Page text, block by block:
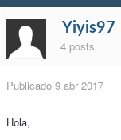
Yiyis97
4 posts
Publicado 9 abr 2017
Hola,